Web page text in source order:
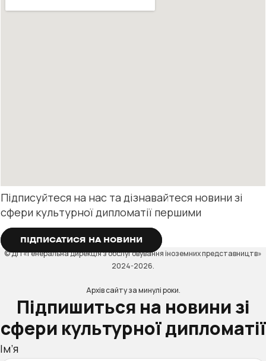
Підписуйтеся на нас та дізнавайтеся новини зі
сфери культурної дипломатії першими
ПІДПИСАТИСЯ НА НОВИНИ
© ДП «Генеральна дирекція з обслуговування іноземних представництв»
2024-2026.
Архів сайту за минулі роки.
Підпишиться на новини зі
сфери культурної дипломатії
Ім’я